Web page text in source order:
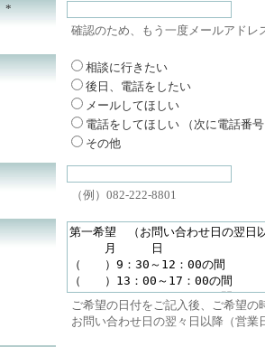
*
確認のため、もう一度メールアドレ
相談に行きたい
後日、電話をしたい
メールしてほしい
電話をしてほしい （次に電話番
その他
（例）082-222-8801
ご希望の日付をご記入後、ご希望
お問い合わせ日の翌々日以降（営業